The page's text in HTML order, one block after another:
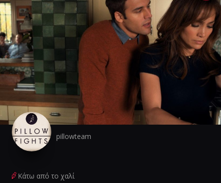
pillowteam
Κάτω από το χαλί